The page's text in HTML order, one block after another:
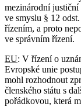
mezinárodní justiční
ve smyslu § 12
řízením, a proto
ve správním řízení.
EU: V řízení o
Evropské unie
mohl rozhodnout
členského státu s
pořádkovou, která